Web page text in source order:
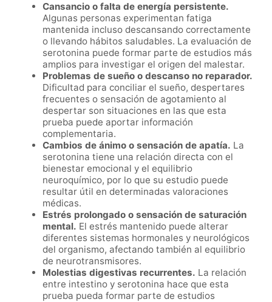
Cansancio o falta de energía persistente.
Algunas personas experimentan fatiga
mantenida incluso descansando correctamente
o llevando hábitos saludables. La evaluación de
serotonina puede formar parte de estudios más
amplios para investigar el origen del malestar.
Problemas de sueño o descanso no reparador.
Dificultad para conciliar el sueño, despertares
frecuentes o sensación de agotamiento al
despertar son situaciones en las que esta
prueba puede aportar información
complementaria.
Cambios de ánimo o sensación de apatía. La
serotonina tiene una relación directa con el
bienestar emocional y el equilibrio
neuroquímico, por lo que su estudio puede
resultar útil en determinadas valoraciones
médicas.
Estrés prolongado o sensación de saturación
mental. El estrés mantenido puede alterar
diferentes sistemas hormonales y neurológicos
del organismo, afectando también al equilibrio
de neurotransmisores.
Molestias digestivas recurrentes. La relación
entre intestino y serotonina hace que esta
prueba pueda formar parte de estudios